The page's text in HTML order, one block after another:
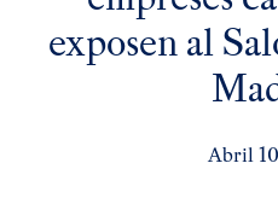
exposen al
Abril